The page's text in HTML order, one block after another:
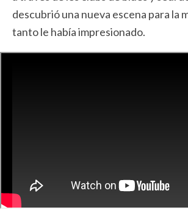
descubrió una nueva escena para la
tanto le había impresionado.